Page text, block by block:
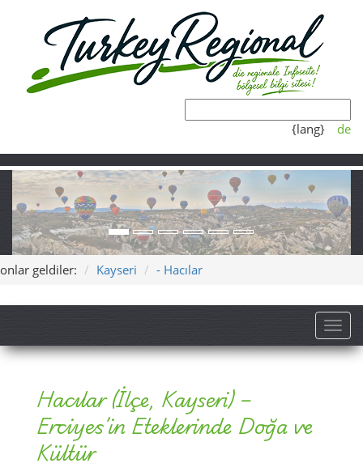
{lang} de
onlar geldiler: Kayseri - Hacılar
Hacılar (İlçe, Kayseri) –
Erciyes’in Eteklerinde Doğa ve
Kültür